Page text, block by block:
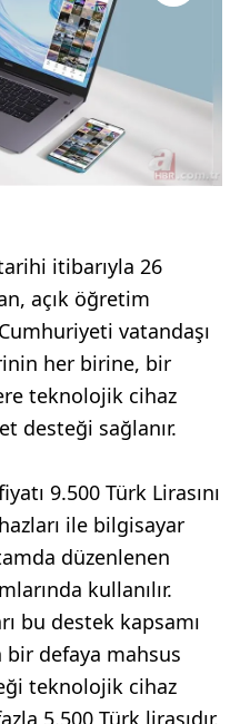
itibarıyla 26
açık öğretim
vatandaşı
her birine, bir
teknolojik cihaz
desteği sağlanır.
9.500 Türk Lirasını
ile bilgisayar
düzenlenen
kullanılır.
bu destek kapsamı
bir defaya mahsus
teknolojik cihaz
5.500 Türk lirasıdır.